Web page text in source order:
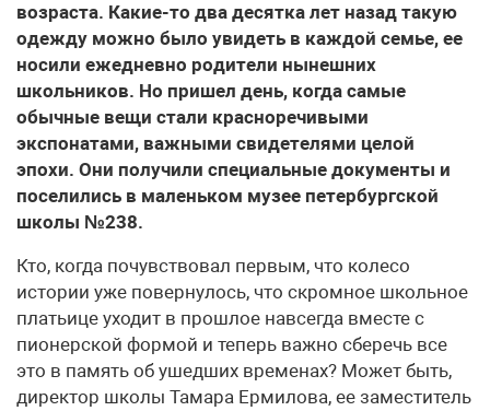
возраста. Какие-то два десятка лет назад такую
одежду можно было увидеть в каждой семье, ее
носили ежедневно родители нынешних
школьников. Но пришел день, когда самые
обычные вещи стали красноречивыми
экспонатами, важными свидетелями целой
эпохи. Они получили специальные документы и
поселились в маленьком музее петербургской
школы №238.
Кто, когда почувствовал первым, что колесо
истории уже повернулось, что скромное школьное
платьице уходит в прошлое навсегда вместе с
пионерской формой и теперь важно сберечь все
это в память об ушедших временах? Может быть,
директор школы Тамара Ермилова, ее заместитель